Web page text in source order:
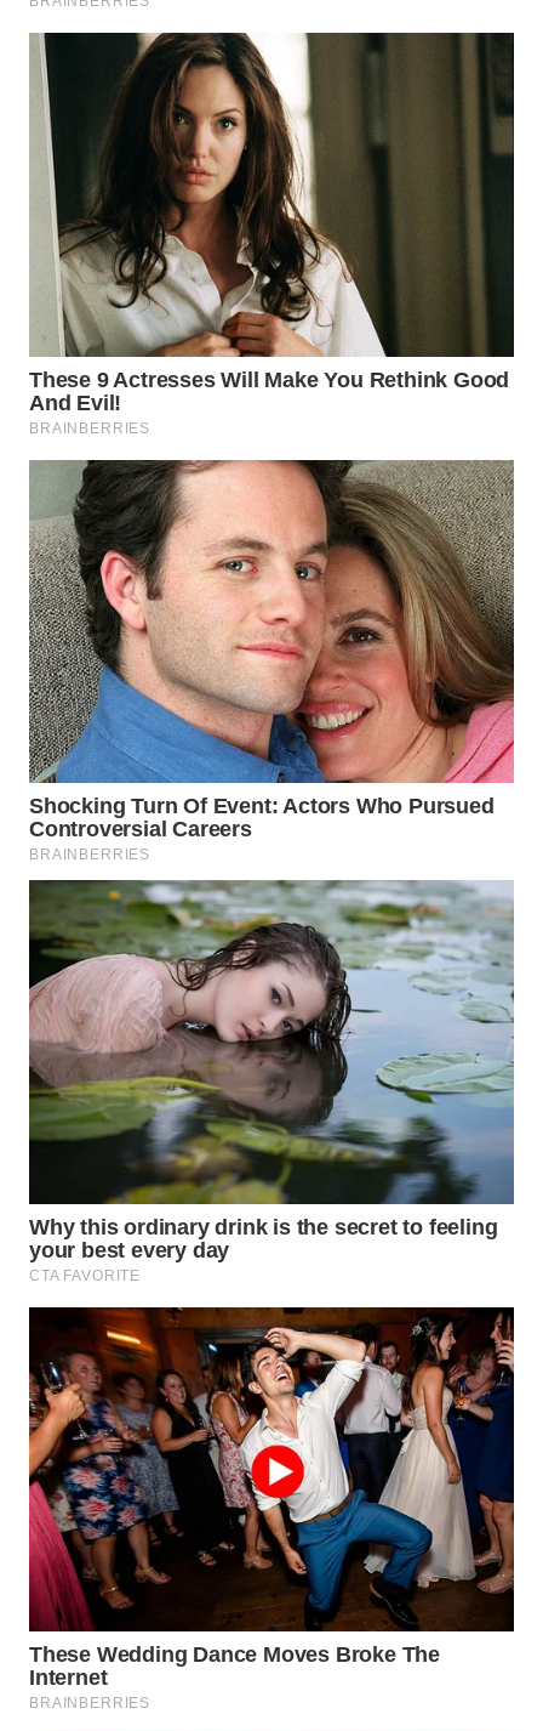
CIREBON
INDRAMAYU
WN
KUNINGAN
WN
MAJALENGKA
SUBANG
WN
SUKABUMI
WN
PURWAKARTA
WN
PRIANGAN
TIMUR
WN
SEMARANG
WN
SOLO
WN
BOROBUDUR
WN
MADURA
SURABAYA
WN
NATUNA
WN
BINTAN
WN
MANDALIKA
WN
LIKUPANG
LABUANBAJO